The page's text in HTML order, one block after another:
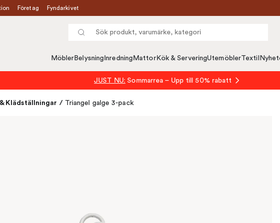
Företag Fyndarkivet
Möbler Belysning Inredning MattorKök & ServeringUtemöblerTextil
JUST NU: Sommarrea – Upp till 50% rabatt
Klädställningar / Triangel galge 3-pack